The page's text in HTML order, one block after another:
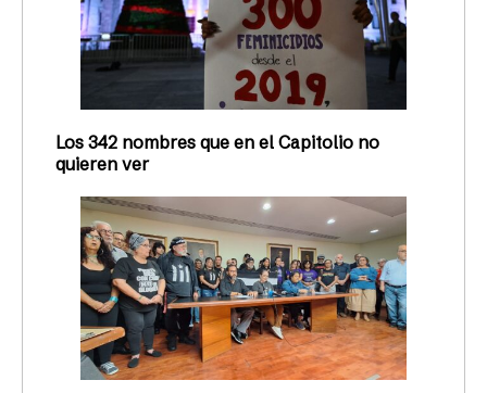
Los 342 nombres que en el Capitolio no
quieren ver